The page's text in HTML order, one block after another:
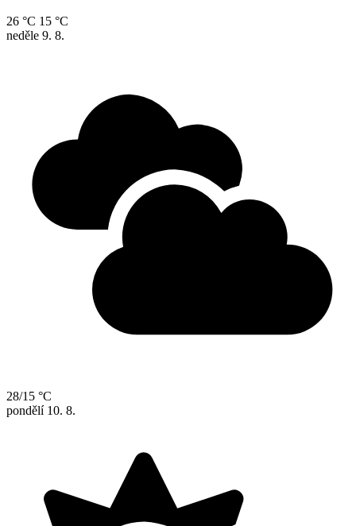
26 °C 15 °C
neděle 9. 8.
28/15 °C
pondělí 10. 8.